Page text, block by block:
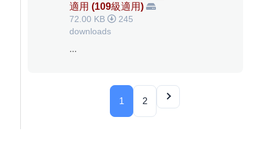
適用 (109級適用)
72.00 KB
245
downloads
...
1 2